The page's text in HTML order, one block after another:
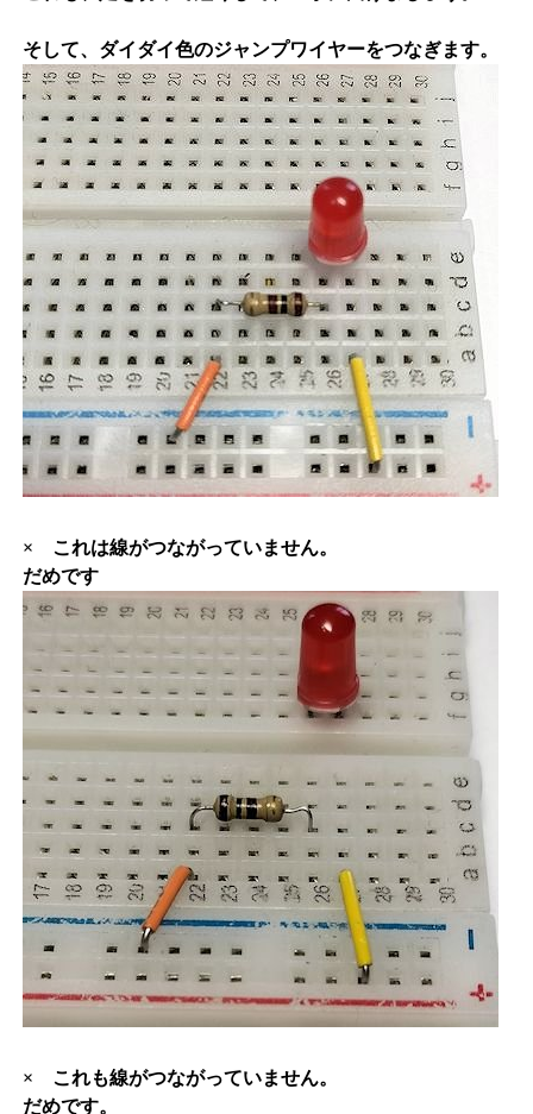
そして、ダイダイ色のジャンプワイヤーをつなぎます。
× これは線がつながっていません。
だめです
× これも線がつながっていません。
だめです。